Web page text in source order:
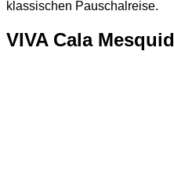
klassischen Pauschalreise.
VIVA Cala